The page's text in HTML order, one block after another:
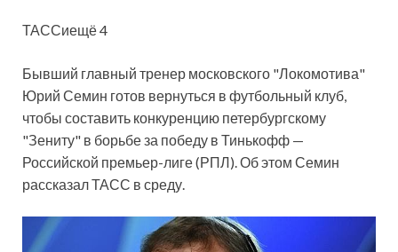
ТАССиещё 4
Бывший главный тренер московского "Локомотива"
Юрий Семин готов вернуться в футбольный клуб,
чтобы составить конкуренцию петербургскому
"Зениту" в борьбе за победу в Тинькофф —
Российской премьер-лиге (РПЛ). Об этом Семин
рассказал ТАСС в среду.